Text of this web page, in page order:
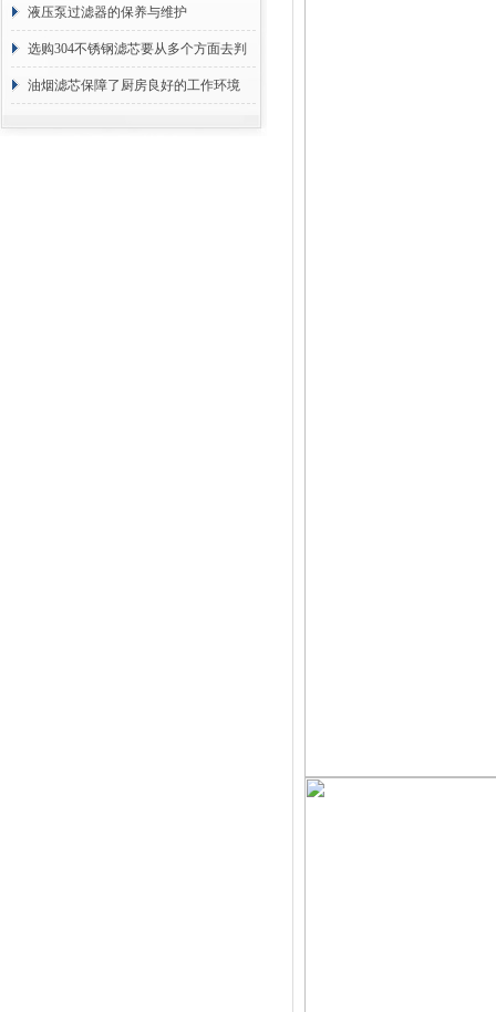
液压泵过滤器的保养与维护
选购304不锈钢滤芯要从多个方面去判
断
油烟滤芯保障了厨房良好的工作环境